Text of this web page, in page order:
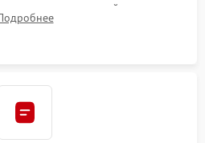
гидравлической системы,
датчика поплавка.